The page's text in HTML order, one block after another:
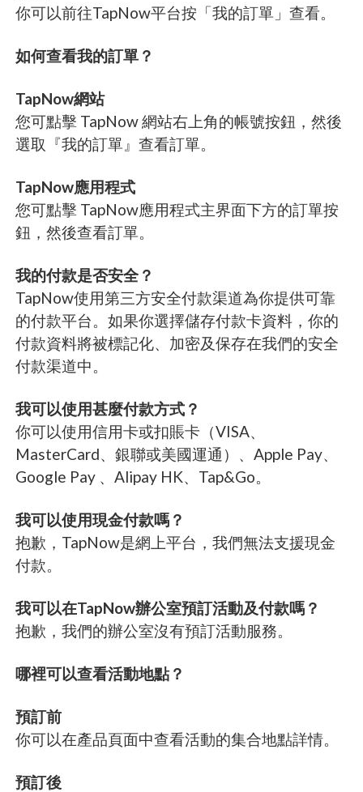
你可以前往TapNow平台按「我的訂單」查看。
如何查看我的訂單？
TapNow網站
您可點擊 TapNow 網站右上角的帳號按鈕，然後
選取『我的訂單』查看訂單。
TapNow應用程式
您可點擊 TapNow應用程式主界面下方的訂單按
鈕，然後查看訂單。
我的付款是否安全？
TapNow使用第三方安全付款渠道為你提供可靠
的付款平台。如果你選擇儲存付款卡資料，你的
付款資料將被標記化、加密及保存在我們的安全
付款渠道中。
我可以使用甚麼付款方式？
你可以使用信用卡或扣賬卡（VISA、
MasterCard、銀聯或美國運通）、Apple Pay、
Google Pay 、Alipay HK、Tap&Go。
我可以使用現金付款嗎？
抱歉，TapNow是網上平台，我們無法支援現金
付款。
我可以在TapNow辦公室預訂活動及付款嗎？
抱歉，我們的辦公室沒有預訂活動服務。
哪裡可以查看活動地點？
預訂前
你可以在產品頁面中查看活動的集合地點詳情。
預訂後